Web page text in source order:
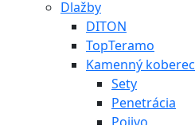
Dlažby
DITON
TopTeramo
Kamenný koberec
Sety
Penetrácia